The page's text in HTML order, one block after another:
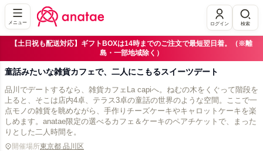
メニュー ログイン 検索
【土日祝も配送対応】ギフトBOXは14時までのご注文で最短翌日着。（※離
島・一部地域除く）
童話みたいな雑貨カフェで、二人にこもるスイーツデート
品川でデートするなら、雑貨カフェLa capiへ。ねむの木をくぐって階段を
上ると、そこは店内4卓、テラス3卓の童話の世界のような空間。ここで一
点モノの雑貨を眺めながら、手作りチーズケーキやキャロットケーキを楽
しめます。anatae限定の選べるカフェ＆ケーキのペアチケットで、まった
りとした二人時間を。
開催場所東京都 品川区